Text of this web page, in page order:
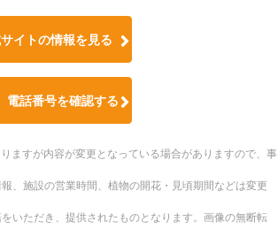
イトの情報を見る
電話番号を確認する
ますが内容が変更となっている場合がありますので、事
、施設の営業時間、植物の開花・見頃期間などは変更
いただき、提供されたものとなります。画像の無断転